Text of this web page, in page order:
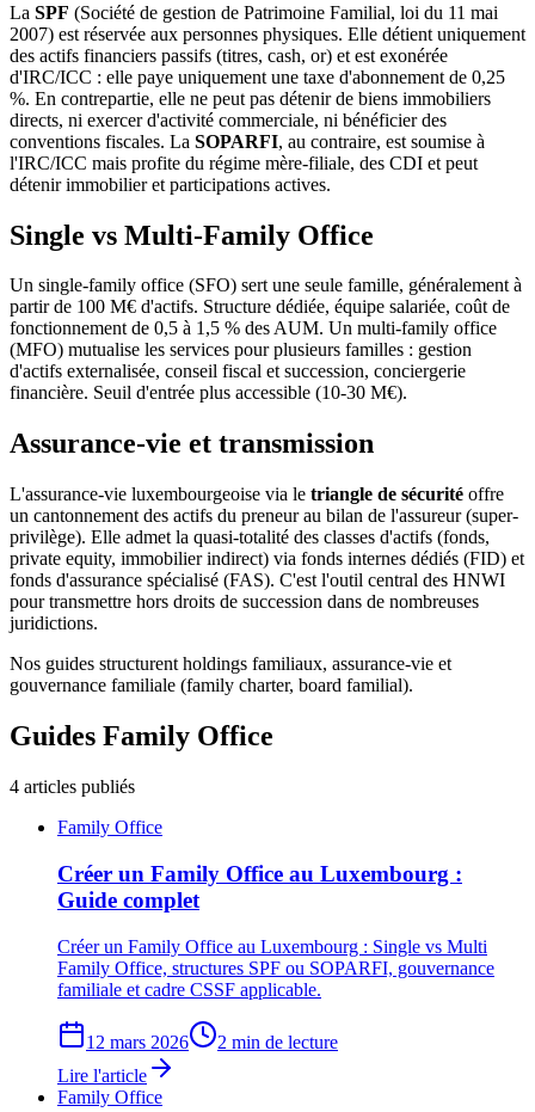
La SPF (Société de gestion de Patrimoine Familial, loi du 11 mai
2007) est réservée aux personnes physiques. Elle détient uniquement
des actifs financiers passifs (titres, cash, or) et est exonérée
d'IRC/ICC : elle paye uniquement une taxe d'abonnement de 0,25
%. En contrepartie, elle ne peut pas détenir de biens immobiliers
directs, ni exercer d'activité commerciale, ni bénéficier des
conventions fiscales. La SOPARFI, au contraire, est soumise à
l'IRC/ICC mais profite du régime mère-filiale, des CDI et peut
détenir immobilier et participations actives.
Single vs Multi-Family Office
Un single-family office (SFO) sert une seule famille, généralement à
partir de 100 M€ d'actifs. Structure dédiée, équipe salariée, coût de
fonctionnement de 0,5 à 1,5 % des AUM. Un multi-family office
(MFO) mutualise les services pour plusieurs familles : gestion
d'actifs externalisée, conseil fiscal et succession, conciergerie
financière. Seuil d'entrée plus accessible (10-30 M€).
Assurance-vie et transmission
L'assurance-vie luxembourgeoise via le triangle de sécurité offre
un cantonnement des actifs du preneur au bilan de l'assureur (super-
privilège). Elle admet la quasi-totalité des classes d'actifs (fonds,
private equity, immobilier indirect) via fonds internes dédiés (FID) et
fonds d'assurance spécialisé (FAS). C'est l'outil central des HNWI
pour transmettre hors droits de succession dans de nombreuses
juridictions.
Nos guides structurent holdings familiaux, assurance-vie et
gouvernance familiale (family charter, board familial).
Guides Family Office
4 articles publiés
Family Office
Créer un Family Office au Luxembourg :
Guide complet
Créer un Family Office au Luxembourg : Single vs Multi
Family Office, structures SPF ou SOPARFI, gouvernance
familiale et cadre CSSF applicable.
12 mars 2026
2 min de lecture
Lire l'article
Family Office